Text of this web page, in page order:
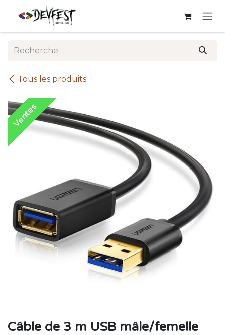
Se rendre au contenu
Tous les produits
Ventes
Câble de 3 m USB mâle/femelle